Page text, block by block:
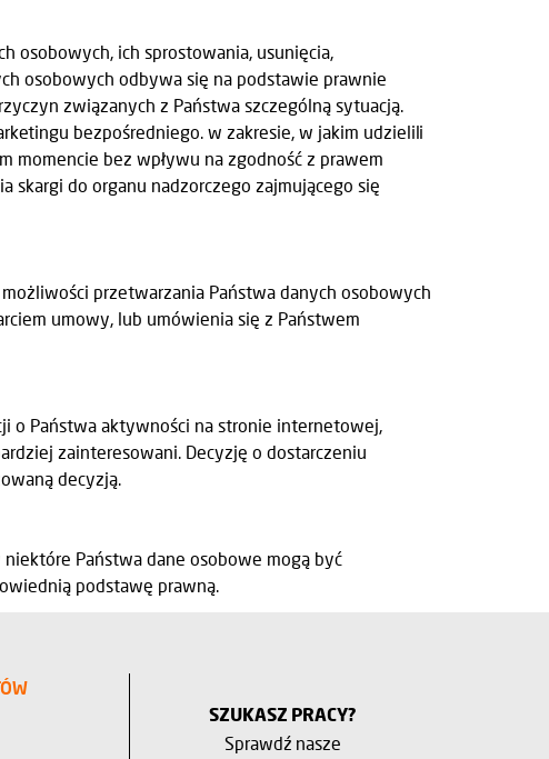
osobowych, ich sprostowania, usunięcia,
osobowych odbywa się na podstawie prawnie
związanych z Państwa szczególną sytuacją.
bezpośredniego. w zakresie, w jakim udzielili
momencie bez wpływu na zgodność z prawem
skargi do organu nadzorczego zajmującego się
przetwarzania Państwa danych osobowych
umowy, lub umówienia się z Państwem
o Państwa aktywności na stronie internetowej,
zainteresowani. Decyzję o dostarczeniu
decyzją.
Państwa dane osobowe mogą być
podstawę prawną.
SZUKASZ PRACY?
Sprawdź nasze